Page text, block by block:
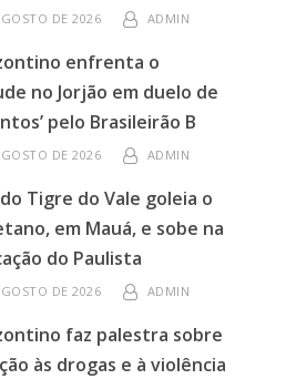
DE 2026 ADMIN
enfrenta o
no Jorjão em duelo de
pelo Brasileirão B
DE 2026 ADMIN
Tigre do Vale goleia o
em Mauá, e sobe na
do Paulista
DE 2026 ADMIN
faz palestra sobre
às drogas e à violência